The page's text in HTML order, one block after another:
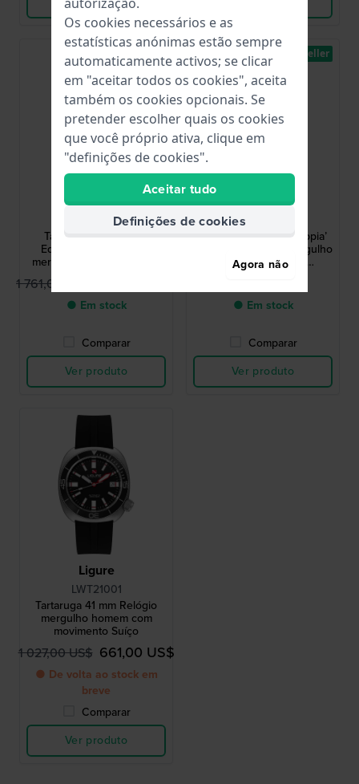
Ligure
LWT21007
Tartaruga - Founders
Edition 41 mm GMT de
mergulho com movimento
1 761,00 US$
● Em stock
Comparar
Ver produto
Ligure
LWT21005N
Tartaruga ‘Nero di seppia’
41 mm Relógio de mergulho
para homem com
movimento suíço e
● Em stock
Comparar
Ver produto
Best-seller
Ligure
LWT21001
Tartaruga 41 mm Relógio
mergulho homem com
movimento Suíço
1 027,00 US$ 661,00 US$
● De volta ao stock em
breve
Comparar
Ver produto
Os cookies necessários e as
estatísticas anónimas estão sempre
automaticamente activos; se clicar
em "aceitar todos os cookies", aceita
também os cookies opcionais. Se
pretender escolher quais os cookies
que você próprio ativa, clique em
"definições de cookies".
Aceitar tudo
Definições de cookies
Agora não